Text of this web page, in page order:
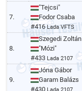
7.
"Tejcsi"
Fodor Csaba
#416Lada VFTS
8.
Szegedi Zoltán
"Mózi"
#433 Lada 2107
9.
Jóna Gábor
Garam Balázs
#430